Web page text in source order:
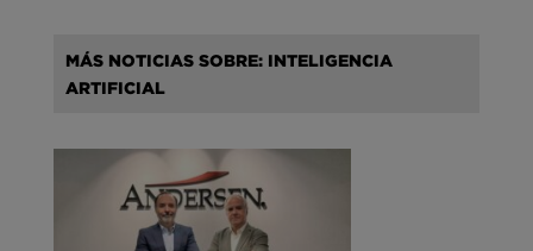
MÁS NOTICIAS SOBRE: INTELIGENCIA
ARTIFICIAL